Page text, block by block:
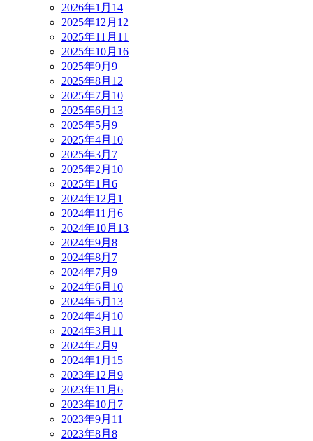
2026年1月 14
2025年12月 12
2025年11月 11
2025年10月 16
2025年9月 9
2025年8月 12
2025年7月 10
2025年6月 13
2025年5月 9
2025年4月 10
2025年3月 7
2025年2月 10
2025年1月 6
2024年12月 1
2024年11月 6
2024年10月 13
2024年9月 8
2024年8月 7
2024年7月 9
2024年6月 10
2024年5月 13
2024年4月 10
2024年3月 11
2024年2月 9
2024年1月 15
2023年12月 9
2023年11月 6
2023年10月 7
2023年9月 11
2023年8月 8